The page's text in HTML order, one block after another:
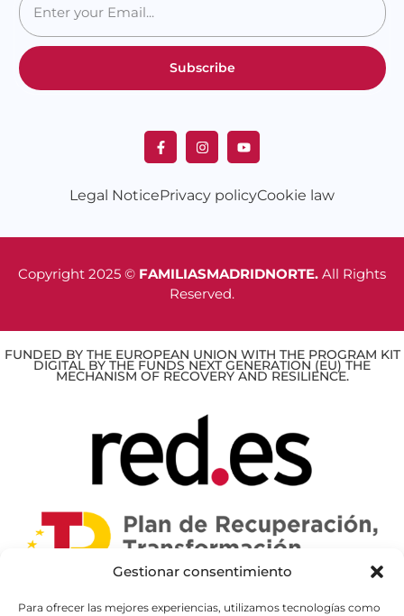
Gestionar consentimiento
Para ofrecer las mejores experiencias, utilizamos tecnologías como
Subscribe
Legal NoticePrivacy policyCookie law
Copyright 2025 © FAMILIASMADRIDNORTE. All Rights
Reserved.
FUNDED BY THE EUROPEAN UNION WITH THE PROGRAM KIT
DIGITAL BY THE FUNDS NEXT GENERATION (EU) THE
MECHANISM OF RECOVERY AND RESILIENCE.